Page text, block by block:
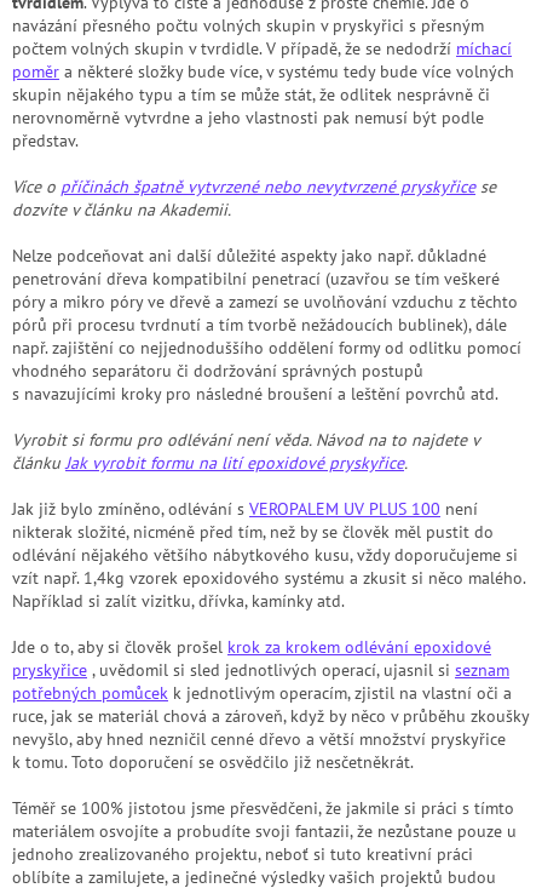
navázání přesného počtu volných skupin v pryskyřici s přesným
počtem volných skupin v tvrdidle. V případě, že se nedodrží míchací
poměr a některé složky bude více, v systému tedy bude více volných
skupin nějakého typu a tím se může stát, že odlitek nesprávně či
nerovnoměrně vytvrdne a jeho vlastnosti pak nemusí být podle
představ.
Více o příčinách špatně vytvrzené nebo nevytvrzené pryskyřicese
dozvíte v článku na Akademii.
Nelze podceňovat ani další důležité aspekty jako např. důkladné
penetrování dřeva kompatibilní penetrací (uzavřou se tím veškeré
póry a mikro póry ve dřevě a zamezí se uvolňování vzduchu z těchto
pórů při procesu tvrdnutí a tím tvorbě nežádoucích bublinek), dále
např. zajištění co nejjednoduššího oddělení formy od odlitku pomocí
vhodného separátoru či dodržování správných postupů
s navazujícími kroky pro následné broušení a leštění povrchů atd.
Vyrobit si formu pro odlévání není věda. Návod na to najdete v
článkuJak vyrobit formu na lití epoxidové pryskyřice.
Jak již bylo zmíněno, odlévání s VEROPALEM UV PLUS 100 není
nikterak složité, nicméně před tím, než by se člověk měl pustit do
odlévání nějakého většího nábytkového kusu, vždy doporučujeme si
vzít např. 1,4kg vzorek epoxidového systému a zkusit si něco malého.
Například si zalít vizitku, dřívka, kamínky atd.
Jde o to, aby si člověk prošel krok za krokem odlévání epoxidové
pryskyřice , uvědomil si sled jednotlivých operací, ujasnil si seznam
potřebných pomůcek k jednotlivým operacím, zjistil na vlastní oči a
ruce, jak se materiál chová a zároveň, když by něco v průběhu zkoušky
nevyšlo, aby hned nezničil cenné dřevo a větší množství pryskyřice
k tomu. Toto doporučení se osvědčilo již nesčetněkrát.
Téměř se 100% jistotou jsme přesvědčeni, že jakmile si práci s tímto
materiálem osvojíte a probudíte svoji fantazii, že nezůstane pouze u
jednoho zrealizovaného projektu, neboť si tuto kreativní práci
oblíbíte a zamilujete, a jedinečné výsledky vašich projektů budou